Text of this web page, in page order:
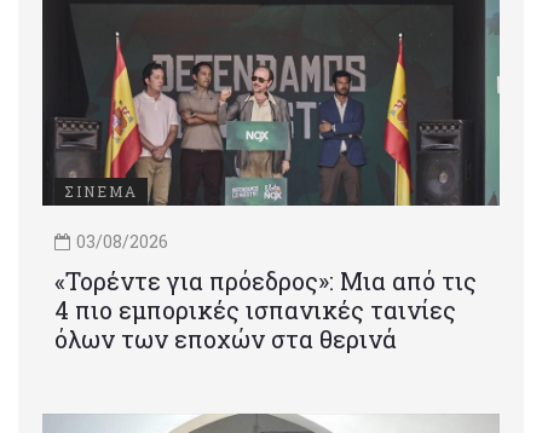
ΣΙΝΕΜΑ
03/08/2026
«Τορέντε για πρόεδρος»: Mια από τις
4 πιο εμπορικές ισπανικές ταινίες
όλων των εποχών στα θερινά